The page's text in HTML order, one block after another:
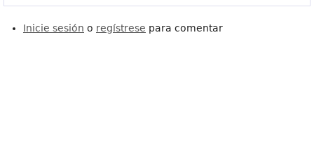
Inicie sesión o regístrese para comentar